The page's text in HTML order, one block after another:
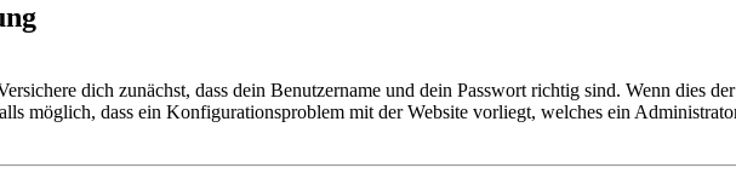
dich zunächst, dass dein Benutzername und dein Passwort richtig sind. Wenn dies
möglich, dass ein Konfigurationsproblem mit der Website vorliegt, welches ein